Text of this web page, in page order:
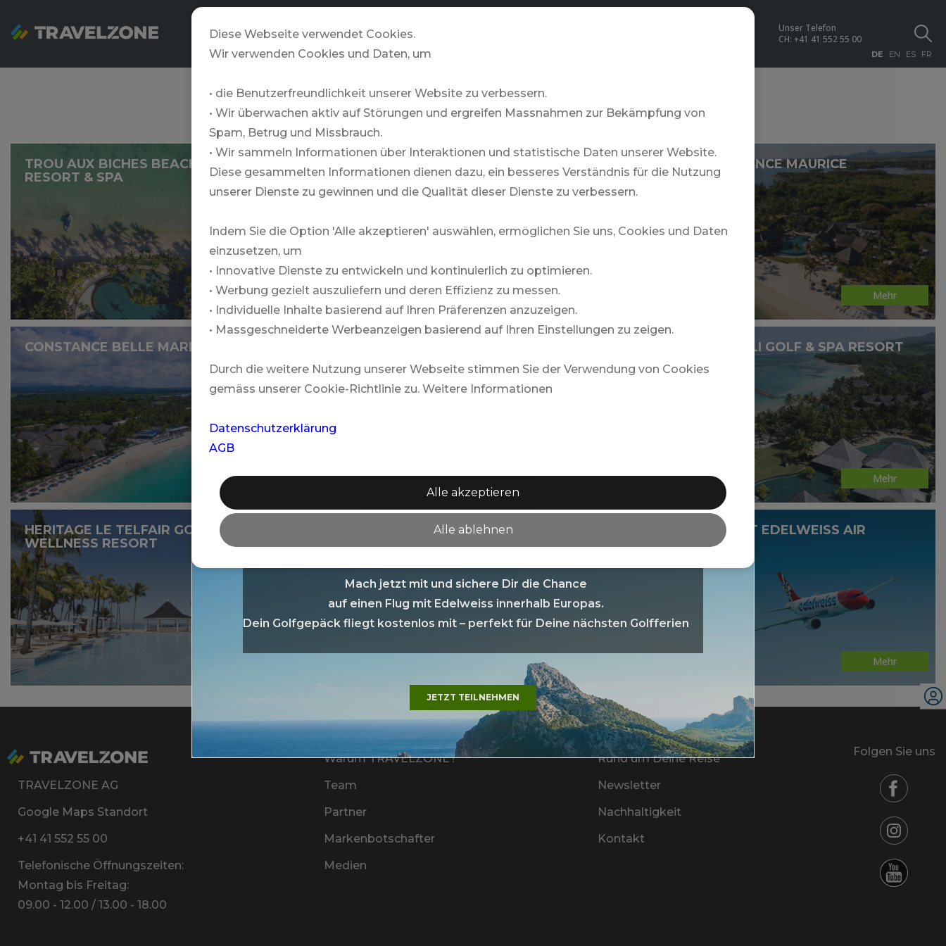
SNOWZONE GOLFZONE
Unser Telefon
CH: +41 41 552 55 00
DE EN ES FR
Mauritius
TROU AUX BICHES BEACHCOMBER GOLF
RESORT & SPA
Mehr
DINAROBIN BEACHCOMBER GOLF
RESORT & SPA
CONSTANCE PRINCE MAURICE
Mehr
CONSTANCE BELLE MARE PLAGE
Mehr Mehr
HERITAGE AWALI GOLF & SPA RESORT
Mehr
HERITAGE LE TELFAIR GOLF &
WELLNESS RESORT
ROYAL PALM BEACHCOMBER LUXURY DIREKTFLUG MIT EDELWEISS AIR
Mehr
TRAVELZONE AG
Google Maps Standort
+41 41 552 55 00
Telefonische Öffnungszeiten:
Montag bis Freitag:
09.00 - 12.00 / 13.00 - 18.00
Warum TRAVELZONE?
Team
Partner
Markenbotschafter
Medien
Rund um Deine Reise
Newsletter
Nachhaltigkeit
Kontakt
Folgen Sie uns
Diese Webseite verwendet Cookies.
Wir verwenden Cookies und Daten, um
• die Benutzerfreundlichkeit unserer Website zu verbessern.
• Wir überwachen aktiv auf Störungen und ergreifen Massnahmen zur Bekämpfung von
Spam, Betrug und Missbrauch.
• Wir sammeln Informationen über Interaktionen und statistische Daten unserer Website.
Diese gesammelten Informationen dienen dazu, ein besseres Verständnis für die Nutzung
unserer Dienste zu gewinnen und die Qualität dieser Dienste zu verbessern.
Indem Sie die Option 'Alle akzeptieren' auswählen, ermöglichen Sie uns, Cookies und Daten
einzusetzen, um
• Innovative Dienste zu entwickeln und kontinuierlich zu optimieren.
• Werbung gezielt auszuliefern und deren Effizienz zu messen.
• Individuelle Inhalte basierend auf Ihren Präferenzen anzuzeigen.
• Massgeschneiderte Werbeanzeigen basierend auf Ihren Einstellungen zu zeigen.
Durch die weitere Nutzung unserer Webseite stimmen Sie der Verwendung von Cookies
gemäss unserer Cookie-Richtlinie zu. Weitere Informationen
Datenschutzerklärung
AGB
Alle akzeptieren
Alle ablehnen
Gewinnspiel Edelweiss
Mach jetzt mit und sichere Dir die Chance
auf einen Flug mit Edelweiss innerhalb Europas.
Dein Golfgepäck fliegt kostenlos mit – perfekt für Deine nächsten Golfferien
JETZT TEILNEHMEN